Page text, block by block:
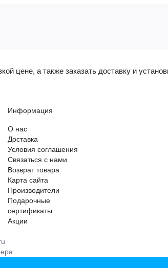
цене, а также заказать доставку и
Информация
О нас
Доставка
Условия соглашения
Связаться с нами
Возврат товара
Карта сайта
Производители
Подарочные
сертификаты
Акции